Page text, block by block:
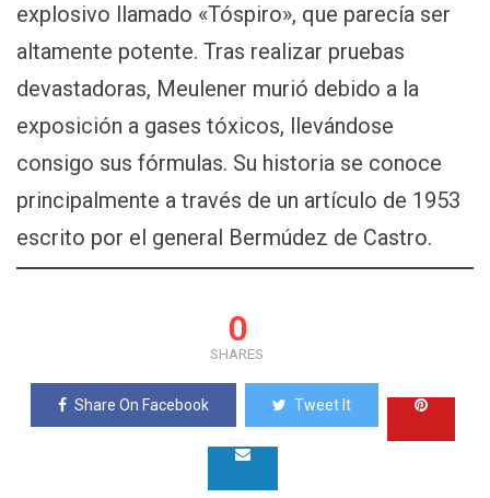
explosivo llamado «Tóspiro», que parecía ser
altamente potente. Tras realizar pruebas
devastadoras, Meulener murió debido a la
exposición a gases tóxicos, llevándose
consigo sus fórmulas. Su historia se conoce
principalmente a través de un artículo de 1953
escrito por el general Bermúdez de Castro.
0
SHARES
Share On Facebook Tweet It